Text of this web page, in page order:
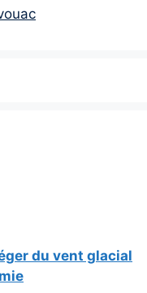
du vent glacial